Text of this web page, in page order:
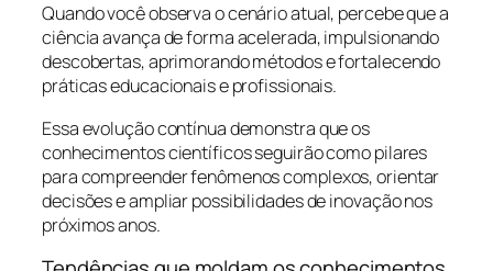
Quando você observa o cenário atual, percebe que a
ciência avança de forma acelerada, impulsionando
descobertas, aprimorando métodos e fortalecendo
práticas educacionais e profissionais.
Essa evolução contínua demonstra que os
conhecimentos científicos seguirão como pilares
para compreender fenômenos complexos, orientar
decisões e ampliar possibilidades de inovação nos
próximos anos.